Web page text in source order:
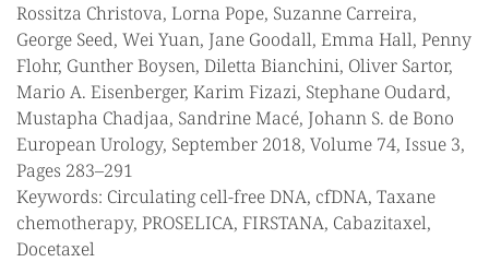
Rossitza Christova, Lorna Pope, Suzanne Carreira,
George Seed, Wei Yuan, Jane Goodall, Emma Hall, Penny
Flohr, Gunther Boysen, Diletta Bianchini, Oliver Sartor,
Mario A. Eisenberger, Karim Fizazi, Stephane Oudard,
Mustapha Chadjaa, Sandrine Macé, Johann S. de Bono
European Urology, September 2018, Volume 74, Issue 3,
Pages 283–291
Keywords: Circulating cell-free DNA, cfDNA, Taxane
chemotherapy, PROSELICA, FIRSTANA, Cabazitaxel,
Docetaxel